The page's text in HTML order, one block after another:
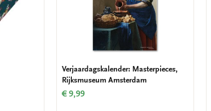
Verjaardagskalender: Masterpieces,
Rijksmuseum Amsterdam
€ 9,99